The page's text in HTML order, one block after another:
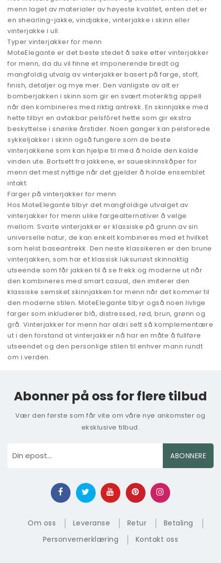
menn laget av materialer av høyeste kvalitet, enten det er
en shearling-jakke, vindjakke, vinterjakke i skinn eller
vinterjakke i ull.
Typer vinterjakker for menn
MoteElegante er det beste stedet å søke etter vinterjakker
for menn, da du vil finne et imponerende bredt og
mangfoldig utvalg av vinterjakker basert på farge, stoff,
finish, detaljer og mye mer. Den vanligste av alt er
bomberjakken i skinn som gir en svært moteriktig appell
når den kombineres med riktig antrekk. En skinnjakke med
hette tilbyr en avtakbar pelsfôret hette som gir ekstra
beskyttelse i snørike årstider. Noen ganger kan pelsforede
sykkeljakker i skinn også fungere som de beste
vinterjakkene som kan hjelpe til med å holde den kalde
vinden ute. Bortsett fra jakkene, er saueskinnskåper for
menn det mest nyttige når det gjelder å holde ensemblet
intakt.
Farger på vinterjakker for menn
Hos MoteElegante tilbyr det mangfoldige utvalget av
vinterjakker for menn ulike fargealternativer å velge
mellom. Svarte vinterjakker er klassiske på grunn av sin
universelle natur, de kan enkelt kombineres med et hvilket
som helst baseantrekk. Den neste klassikeren er den brune
vinterjakken, som har et klassisk luksuriøst skinnaktig
utseende som får jakken til å se frekk og moderne ut når
den kombineres med smart casual, den imiterer den
klassiske semsket skinnjakken for menn når det kommer til
den moderne stilen. MoteElegante tilbyr også noen livlige
farger som inkluderer blå, distressed, rød, brun, grønn og
grå. Vinterjakker for menn har aldri sett så komplementære
ut i den forstand at vinterjakker nå har en måte å fullføre
utseendet og den personlige stilen til enhver mann rundt
om i verden.
Abonner på oss for flere tilbud
Vær den første som får vite om våre nye ankomster og
eksklusive tilbud.
ABONNERE
Om oss Leveranse Retur
Betaling
Personvernerklæring
Kontakt oss